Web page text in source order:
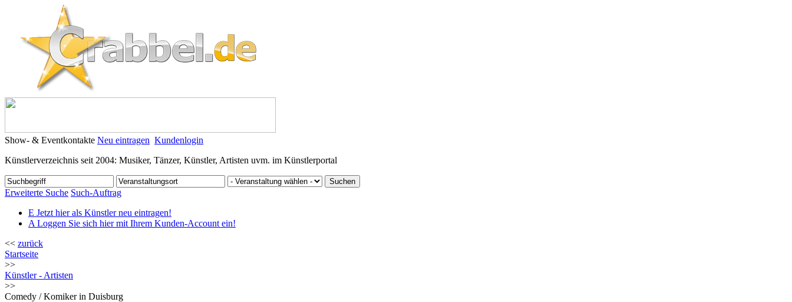
Show- & Eventkontakte Neu eintragen Kundenlogin
Künstlerverzeichnis seit 2004: Musiker, Tänzer, Künstler, Artisten uvm. im Künstlerportal
Erweiterte Suche Such-Auftrag
E Jetzt hier als Künstler neu eintragen!
A Loggen Sie sich hier mit Ihrem Kunden-Account ein!
<< zurück
Startseite
>>
Künstler - Artisten
>>
Comedy / Komiker in Duisburg